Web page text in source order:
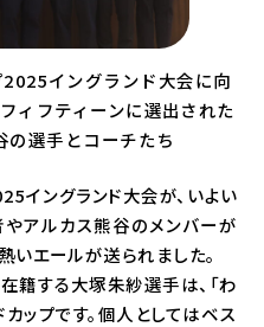
イングランド大会に向
ィフティーンに選出された
の選手とコーチたち
イングランド大会が、いよい
アルカス熊谷のメンバーが
いエールが送られました。
籍する大塚朱紗選手は、「わ
ップです。個人としてはベス